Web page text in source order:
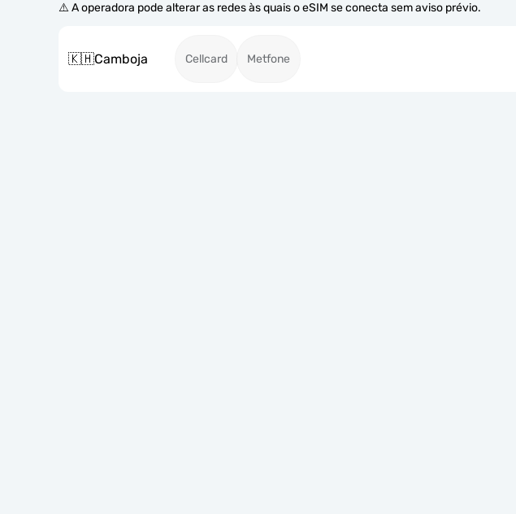
⚠️ A operadora pode alterar as redes às quais o eSIM se conecta sem aviso prévio.
🇰🇭Camboja Cellcard Metfone